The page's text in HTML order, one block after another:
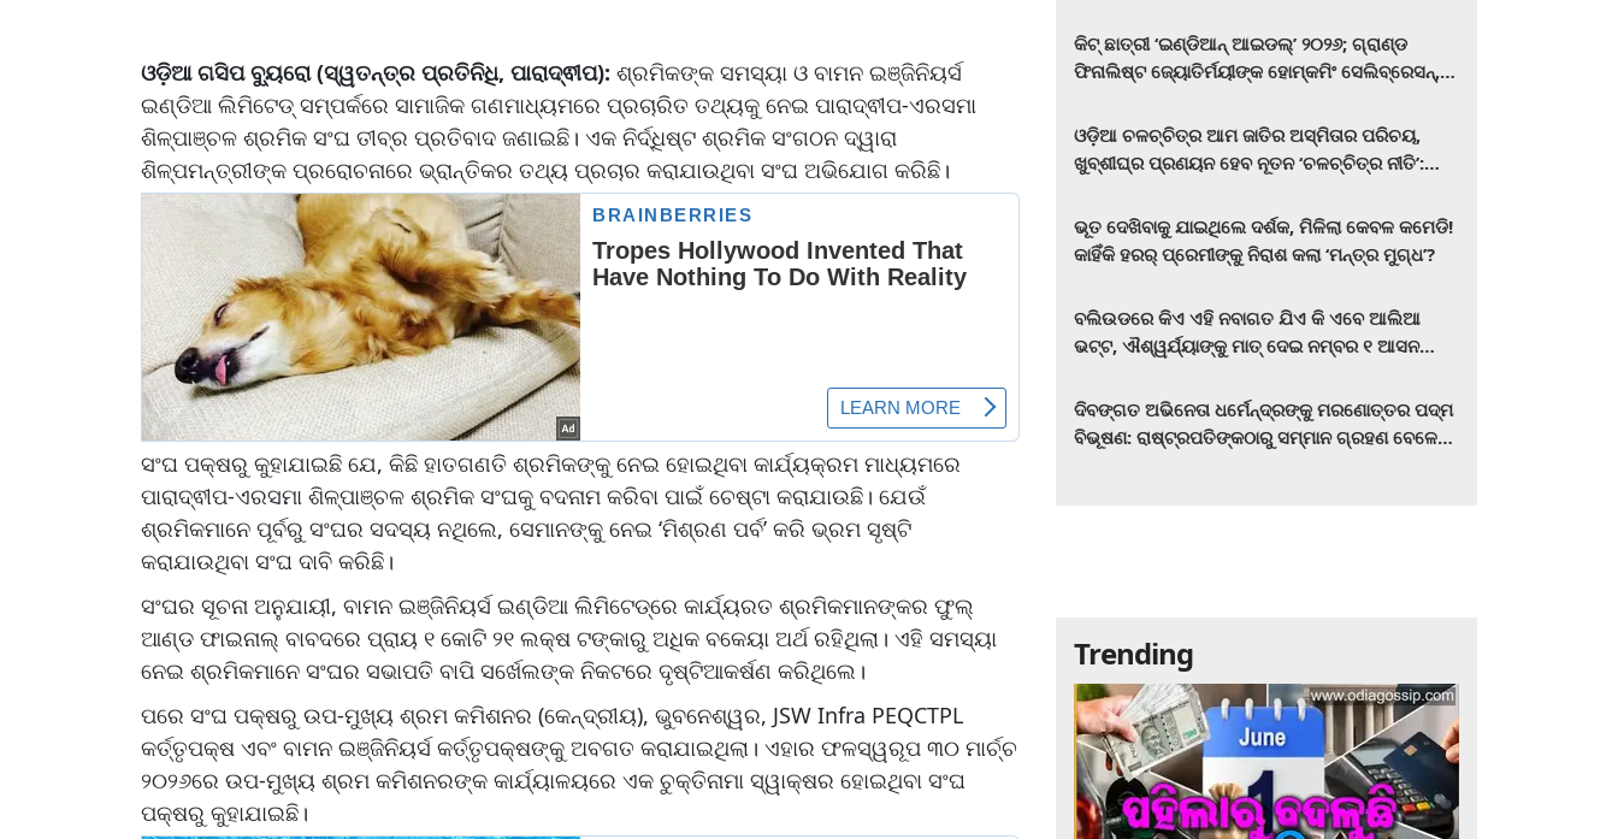
ଓଡ଼ିଆ ଗସିପ ବ୍ୟୁରୋ (ସ୍ୱତନ୍ତ୍ର ପ୍ରତିନିଧି, ପାରାଦ୍ଵୀପ): ଶ୍ରମିକଙ୍କ ସମସ୍ୟା ଓ ବାମନ ଇଞ୍ଜିନିୟର୍ସ
ଇଣ୍ଡିଆ ଲିମିଟେଡ୍ ସମ୍ପର୍କରେ ସାମାଜିକ ଗଣମାଧ୍ୟମରେ ପ୍ରଚାରିତ ତଥ୍ୟକୁ ନେଇ ପାରାଦ୍ଵୀପ-ଏରସମା
ଶିଳ୍ପାଞ୍ଚଳ ଶ୍ରମିକ ସଂଘ ତୀବ୍ର ପ୍ରତିବାଦ ଜଣାଇଛି। ଏକ ନିର୍ଦ୍ଧିଷ୍ଟ ଶ୍ରମିକ ସଂଗଠନ ଦ୍ୱାରା
ଶିଳ୍ପମନ୍ତ୍ରୀଙ୍କ ପ୍ରରୋଚନାରେ ଭ୍ରାନ୍ତିକର ତଥ୍ୟ ପ୍ରଚାର କରାଯାଉଥିବା ସଂଘ ଅଭିଯୋଗ କରିଛି।
ସଂଘ ପକ୍ଷରୁ କୁହାଯାଇଛି ଯେ, କିଛି ହାତଗଣତି ଶ୍ରମିକଙ୍କୁ ନେଇ ହୋଇଥିବା କାର୍ଯ୍ୟକ୍ରମ ମାଧ୍ୟମରେ
ପାରାଦ୍ଵୀପ-ଏରସମା ଶିଳ୍ପାଞ୍ଚଳ ଶ୍ରମିକ ସଂଘକୁ ବଦନାମ କରିବା ପାଇଁ ଚେଷ୍ଟା କରାଯାଉଛି। ଯେଉଁ
ଶ୍ରମିକମାନେ ପୂର୍ବରୁ ସଂଘର ସଦସ୍ୟ ନଥିଲେ, ସେମାନଙ୍କୁ ନେଇ ‘ମିଶ୍ରଣ ପର୍ବ’ କରି ଭ୍ରମ ସୃଷ୍ଟି
କରାଯାଉଥିବା ସଂଘ ଦାବି କରିଛି।
ସଂଘର ସୂଚନା ଅନୁଯାୟୀ, ବାମନ ଇଞ୍ଜିନିୟର୍ସ ଇଣ୍ଡିଆ ଲିମିଟେଡ୍‌ରେ କାର୍ଯ୍ୟରତ ଶ୍ରମିକମାନଙ୍କର ଫୁଲ୍
ଆଣ୍ଡ ଫାଇନାଲ୍ ବାବଦରେ ପ୍ରାୟ ୧ କୋଟି ୨୧ ଲକ୍ଷ ଟଙ୍କାରୁ ଅଧିକ ବକେୟା ଅର୍ଥ ରହିଥିଲା। ଏହି ସମସ୍ୟା
ନେଇ ଶ୍ରମିକମାନେ ସଂଘର ସଭାପତି ବାପି ସର୍ଖେଲଙ୍କ ନିକଟରେ ଦୃଷ୍ଟିଆକର୍ଷଣ କରିଥିଲେ।
ପରେ ସଂଘ ପକ୍ଷରୁ ଉପ-ମୁଖ୍ୟ ଶ୍ରମ କମିଶନର (କେନ୍ଦ୍ରୀୟ), ଭୁବନେଶ୍ୱର, JSW Infra PEQCTPL
କର୍ତ୍ତୃପକ୍ଷ ଏବଂ ବାମନ ଇଞ୍ଜିନିୟର୍ସ କର୍ତ୍ତୃପକ୍ଷଙ୍କୁ ଅବଗତ କରାଯାଇଥିଲା। ଏହାର ଫଳସ୍ୱରୂପ ୩୦ ମାର୍ଚ୍ଚ
୨୦୨୬ରେ ଉପ-ମୁଖ୍ୟ ଶ୍ରମ କମିଶନରଙ୍କ କାର୍ଯ୍ୟାଳୟରେ ଏକ ଚୁକ୍ତିନାମା ସ୍ୱାକ୍ଷର ହୋଇଥିବା ସଂଘ
ପକ୍ଷରୁ କୁହାଯାଇଛି।
କିଟ୍‍ ଛାତ୍ରୀ ‘ଇଣ୍ଡିଆନ୍ ଆଇଡଲ୍‌’ ୨୦୨୬; ଗ୍ରାଣ୍ଡ
ଫିନାଲିଷ୍ଟ ଜ୍ୟୋତିର୍ମୟୀଙ୍କ ହୋମ୍‍କମିଂ ସେଲିବ୍ରେସନ୍‍,
ଓଡ଼ିଆ ଚଳଚ୍ଚିତ୍ର ଆମ ଜାତିର ଅସ୍ମିତାର ପରିଚୟ,
ଖୁବ୍‌ଶୀଘ୍ର ପ୍ରଣୟନ ହେବ ନୂତନ ‘ଚଳଚ୍ଚିତ୍ର ନୀତି’:
ଭୂତ ଦେଖିବାକୁ ଯାଇଥିଲେ ଦର୍ଶକ, ମିଳିଲା କେବଳ କମେଡି!
କାହିଁକି ହରର୍‌ ପ୍ରେମୀଙ୍କୁ ନିରାଶ କଲା ‘ମନ୍ତ୍ର ମୁଗ୍ଧ’?
ବଲିଉଡରେ କିଏ ଏହି ନବାଗତ ଯିଏ କି ଏବେ ଆଲିଆ
ଭଟ୍ଟ, ଐଶ୍ୱର୍ଯ୍ୟାଙ୍କୁ ମାତ୍‌ ଦେଇ ନମ୍ବର ୧ ଆସନ
ଦିବଙ୍ଗତ ଅଭିନେତା ଧର୍ମେନ୍ଦ୍ରଙ୍କୁ ମରଣୋତ୍ତର ପଦ୍ମ
ବିଭୂଷଣ: ରାଷ୍ଟ୍ରପତିଙ୍କଠାରୁ ସମ୍ମାନ ଗ୍ରହଣ ବେଳେ
Trending